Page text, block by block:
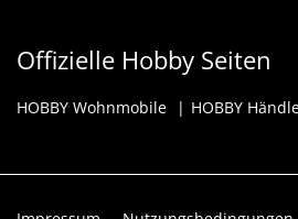
Offizielle Hobby Seiten
HOBBY Wohnmobile HOBBY